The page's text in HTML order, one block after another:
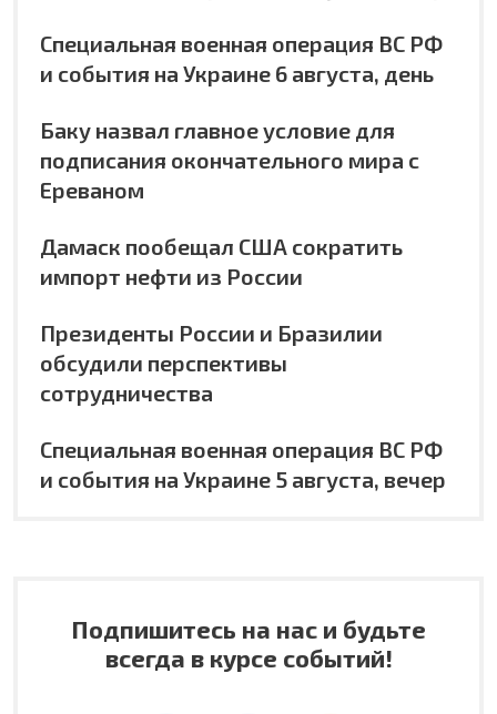
Специальная военная операция ВС РФ
и события на Украине 6 августа, день
Баку назвал главное условие для
подписания окончательного мира с
Ереваном
Дамаск пообещал США сократить
импорт нефти из России
Президенты России и Бразилии
обсудили перспективы
сотрудничества
Специальная военная операция ВС РФ
и события на Украине 5 августа, вечер
Подпишитесь на нас и будьте
всегда в курсе событий!